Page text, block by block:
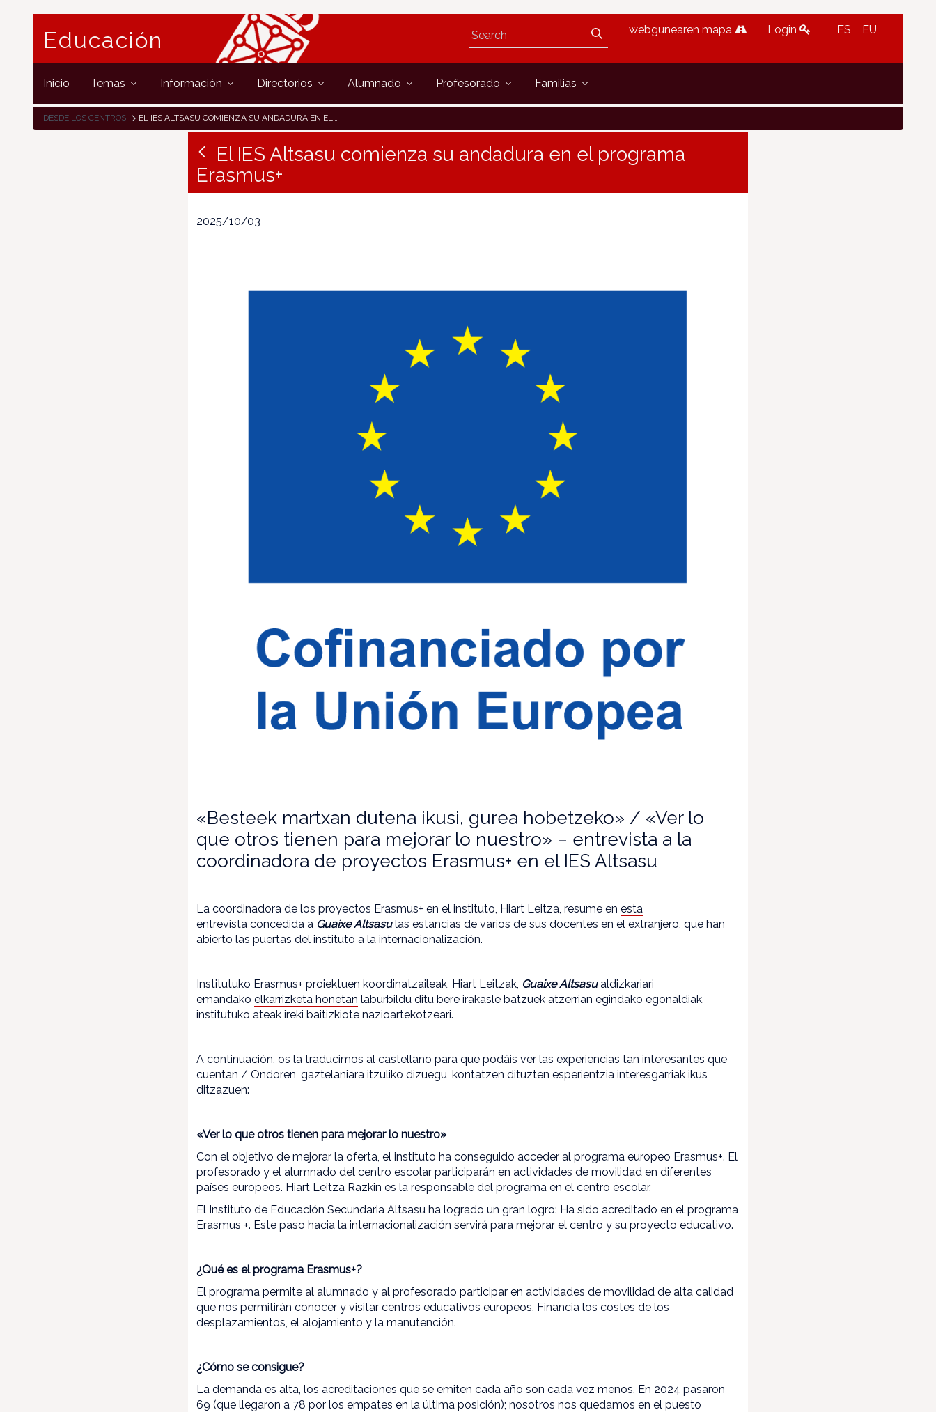
Educación webgunearen mapa Login ES EU
Inicio Temas Información Directorios Alumnado Profesorado Familias
DESDE LOS CENTROS EL IES ALTSASU COMIENZA SU ANDADURA EN EL PROGRAMA ERASMUS+
El IES Altsasu comienza su andadura en el programa
Erasmus+
2025/10/03
«Besteek martxan dutena ikusi, gurea hobetzeko» / «Ver lo
que otros tienen para mejorar lo nuestro» – entrevista a la
coordinadora de proyectos Erasmus+ en el IES Altsasu
La coordinadora de los proyectos Erasmus+ en el instituto, Hiart Leitza, resume enesta
entrevista concedida a Guaixe Altsasulas estancias de varios de sus docentes en el extranjero, que han
abierto las puertas del instituto a la internacionalización.
Institutuko Erasmus+ proiektuen koordinatzaileak, Hiart Leitzak, Guaixe Altsasu aldizkariari
emandakoelkarrizketa honetan laburbildu ditu bere irakasle batzuek atzerrian egindako egonaldiak,
institutuko ateak ireki baitizkiote nazioartekotzeari.
A continuación, os la traducimos al castellano para que podáis ver las experiencias tan interesantes que
cuentan / Ondoren, gaztelaniara itzuliko dizuegu, kontatzen dituzten esperientzia interesgarriak ikus
ditzazuen:
«Ver lo que otros tienen para mejorar lo nuestro»
Con el objetivo de mejorar la oferta, el instituto ha conseguido acceder al programa europeo Erasmus+. El
profesorado y el alumnado del centro escolar participarán en actividades de movilidad en diferentes
países europeos. Hiart Leitza Razkin es la responsable del programa en el centro escolar.
El Instituto de Educación Secundaria Altsasu ha logrado un gran logro: Ha sido acreditado en el programa
Erasmus +. Este paso hacia la internacionalización servirá para mejorar el centro y su proyecto educativo.
¿Qué es el programa Erasmus+?
El programa permite al alumnado y al profesorado participar en actividades de movilidad de alta calidad
que nos permitirán conocer y visitar centros educativos europeos. Financia los costes de los
desplazamientos, el alojamiento y la manutención.
¿Cómo se consigue?
La demanda es alta, los acreditaciones que se emiten cada año son cada vez menos. En 2024 pasaron
69 (que llegaron a 78 por los empates en la última posición); nosotros nos quedamos en el puesto